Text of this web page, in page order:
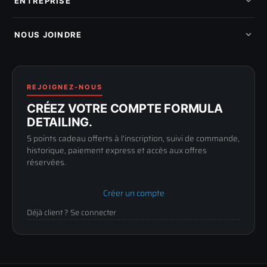
Mon parrainage
Programme fidelite
Compte pro
Politique de retour
Conditions générales
Mentions légales
Confidentialité
NOUS JOINDRE
89100 SENS
03 73 61 02 02
Lun-Ven
9h-12h / 14h-17h
REJOIGNEZ-NOUS
CRÉEZ VOTRE COMPTE FORMULA
DETAILING.
5 points cadeau offerts à l'inscription, suivi de commande,
historique, paiement express et accès aux offres
réservées.
Créer un compte
Déjà client ? Se connecter